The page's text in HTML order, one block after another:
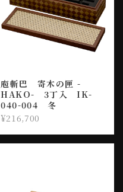
庖斬巴 寄木の匣 -
HAKO- 3丁入 IK-
040-004 冬
¥216,700